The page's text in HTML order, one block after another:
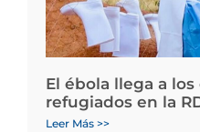
El ébola llega a
refugiados en la
Leer Más >>